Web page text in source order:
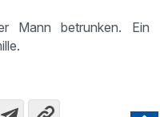
Mann betrunken. Ein